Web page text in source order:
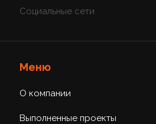
Социальные сети
Меню
О компании
Выполненные проекты